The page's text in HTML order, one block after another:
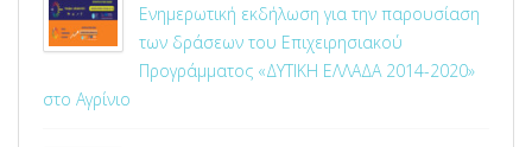
Ενημερωτική εκδήλωση για την παρουσίαση
των δράσεων του Επιχειρησιακού
Προγράμματος «ΔΥΤΙΚΗ ΕΛΛΑΔΑ 2014-2020»
στο Αγρίνιο